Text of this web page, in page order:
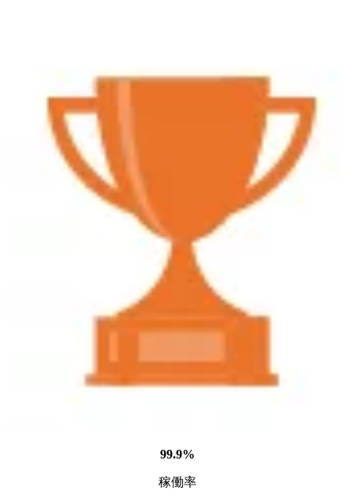
99.9%
稼働率